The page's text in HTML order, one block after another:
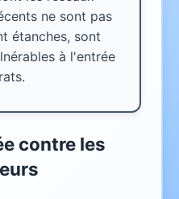
ne sont pas
étanches, sont
à l'entrée
contre les